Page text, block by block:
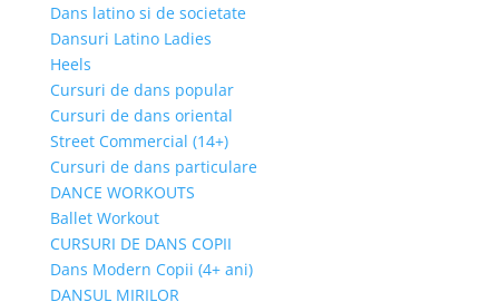
Dans latino si de societate
Dansuri Latino Ladies
Heels
Cursuri de dans popular
Cursuri de dans oriental
Street Commercial (14+)
Cursuri de dans particulare
DANCE WORKOUTS
Ballet Workout
CURSURI DE DANS COPII
Dans Modern Copii (4+ ani)
DANSUL MIRILOR